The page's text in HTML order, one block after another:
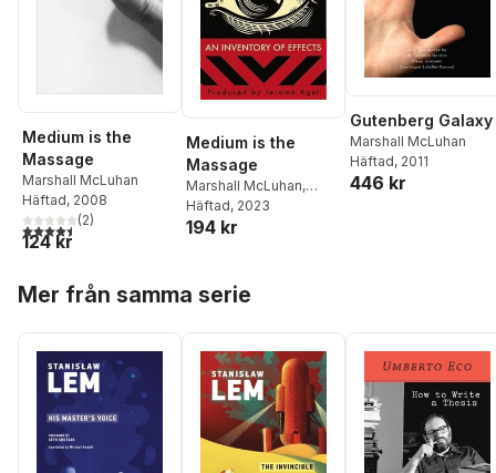
Medium is the
Massage
Marshall McLuhan
Häftad, 2008
4,5utav 5 stjärnor. Totalt antal röster:
(2)
124 kr
Medium is the
Massage
Marshall McLuhan,
Quentin Fiore
Agel
Häftad, 2023
194 kr
Gutenberg Galaxy
Marshall McLuhan
Häftad, 2011
446 kr
Mer från samma serie